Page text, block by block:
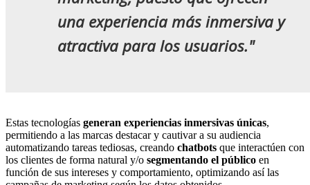
una experiencia más inmersiva y
atractiva para los usuarios."
Estas tecnologías generan experiencias inmersivas únicas,
permitiendo a las marcas destacar y cautivar a su audiencia
automatizando tareas tediosas, creando chatbots que interactúen con
los clientes de forma natural y/o segmentando el público en
función de sus intereses y comportamiento, optimizando así las